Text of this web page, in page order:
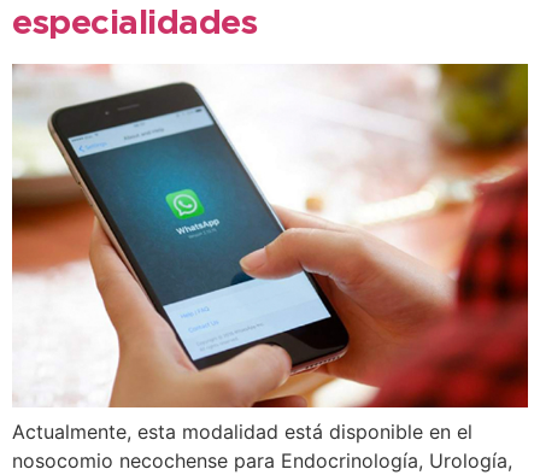
especialidades
Actualmente, esta modalidad está disponible en el
nosocomio necochense para Endocrinología, Urología,